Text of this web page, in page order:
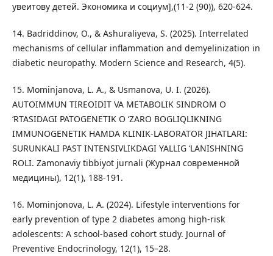
увеитову детей. Экономика и социум],(11-2 (90)), 620-624.
14. Badriddinov, O., & Ashuraliyeva, S. (2025). Interrelated
mechanisms of cellular inflammation and demyelinization in
diabetic neuropathy. Modern Science and Research, 4(5).
15. Mominjanova, L. A., & Usmanova, U. I. (2026).
AUTOIMMUN TIREOIDIT VA METABOLIK SINDROM O
‘RTASIDAGI PATOGENETIK O ‘ZARO BOGLIQLIKNING
IMMUNOGENETIK HAMDA KLINIK-LABORATOR JIHATLARI:
SURUNKALI PAST INTENSIVLIKDAGI YALLIG ‘LANISHNING
ROLI. Zamonaviy tibbiyot jurnali (Журнал современной
медицины), 12(1), 188-191.
16. Mominjonova, L. A. (2024). Lifestyle interventions for
early prevention of type 2 diabetes among high-risk
adolescents: A school-based cohort study. Journal of
Preventive Endocrinology, 12(1), 15–28.